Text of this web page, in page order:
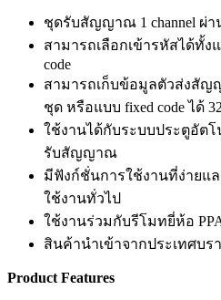
ชุดรับสัญญาณ 1 channel ผ่า
สามารถเลือกเข้ารหัสได้ทั้งแ
code
สามารถเก็บข้อมูลตัวส่งสัญ
ชุด หรือแบบ fixed code ได้
ใช้งานได้กับระบบประตูอัต
รับสัญญาณ
มีฟังก์ชั่นการใช้งานที่ง่ายแ
ใช้งานทั่วไป
ใช้งานร่วมกับรีโมทยี่ห้อ
สินค้านำเข้าจากประเทศบ
Product Features